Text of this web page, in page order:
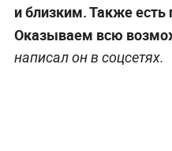
и близким. Также есть
Оказываем всю
написал он в соцсетях.